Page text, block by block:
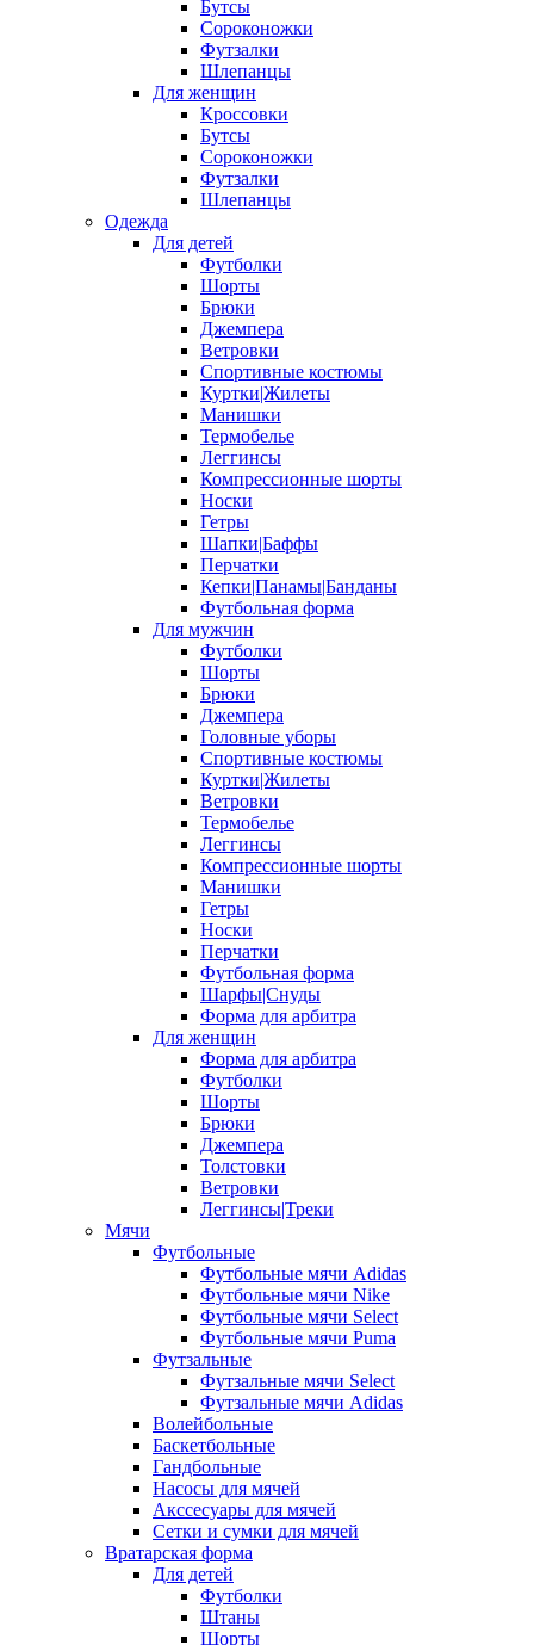
Бутсы
Сороконожки
Футзалки
Шлепанцы
Для женщин
Кроссовки
Бутсы
Сороконожки
Футзалки
Шлепанцы
Одежда
Для детей
Футболки
Шорты
Брюки
Джемпера
Ветровки
Спортивные костюмы
Куртки|Жилеты
Манишки
Термобелье
Леггинсы
Компрессионные шорты
Носки
Гетры
Шапки|Баффы
Перчатки
Кепки|Панамы|Банданы
Футбольная форма
Для мужчин
Футболки
Шорты
Брюки
Джемпера
Головные уборы
Спортивные костюмы
Куртки|Жилеты
Ветровки
Термобелье
Леггинсы
Компрессионные шорты
Манишки
Гетры
Носки
Перчатки
Футбольная форма
Шарфы|Снуды
Форма для арбитра
Для женщин
Форма для арбитра
Футболки
Шорты
Брюки
Джемпера
Толстовки
Ветровки
Леггинсы|Треки
Мячи
Футбольные
Футбольные мячи Adidas
Футбольные мячи Nike
Футбольные мячи Select
Футбольные мячи Puma
Футзальные
Футзальные мячи Select
Футзальные мячи Adidas
Волейбольные
Баскетбольные
Гандбольные
Насосы для мячей
Акссесуары для мячей
Сетки и сумки для мячей
Вратарская форма
Для детей
Футболки
Штаны
Шорты